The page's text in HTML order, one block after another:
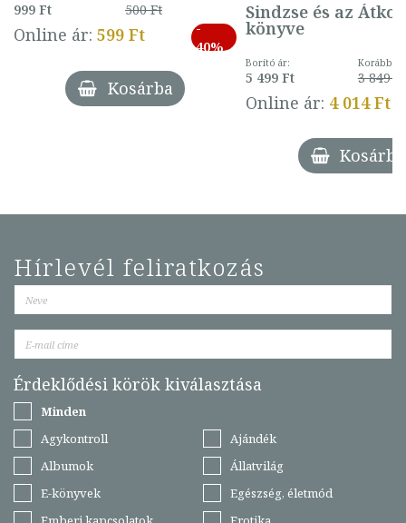
999 Ft 500 Ft
Online ár: 599 Ft
-
40%
Kosárba
Sindzse és az Átkok
könyve
Borító ár:
5 499 Ft
Korábbi
3 849 Ft
Online ár: 4 014 Ft
Kosárba
Hírlevél feliratkozás
Érdeklődési körök kiválasztása
Minden
Agykontroll
Ajándék
Albumok
Állatvilág
E-könyvek
Egészség, életmód